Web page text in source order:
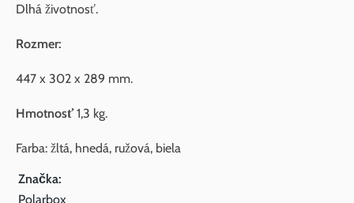
Dlhá životnosť.
Rozmer:
447 x 302 x 289 mm.
Hmotnosť1,3 kg.
Farba: žltá, hnedá, ružová, biela
Značka:
Polarbox